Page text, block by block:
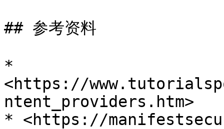
## 参考资料
*
<https://
ntent_providers.htm>
* <https://